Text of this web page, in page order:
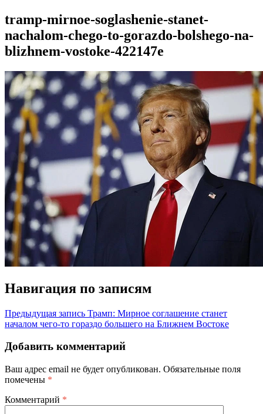
tramp-mirnoe-soglashenie-stanet-
nachalom-chego-to-gorazdo-bolshego-na-
blizhnem-vostoke-422147e
Навигация по записям
Предыдущая запись Трамп: Мирное соглашение станет
началом чего-то гораздо большего на Ближнем Востоке
Добавить комментарий
Ваш адрес email не будет опубликован. Обязательные поля
помечены *
Комментарий *